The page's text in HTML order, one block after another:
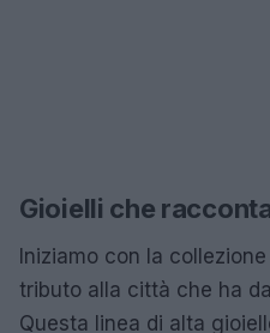
Gioielli che
Iniziamo con la collezione
tributo alla città che ha
Questa linea di alta